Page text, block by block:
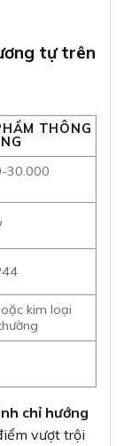
tự trên
THÔNG
30.000
kim loại
chỉ hướng
vượt trội